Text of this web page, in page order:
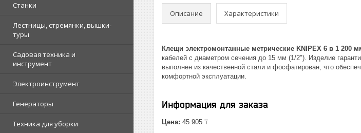
Станки
Лестницы, стремянки, вышки-
туры
Садовая техника и
инструмент
Электроинструмент
Генераторы
Техника для уборки
Описание Характеристики
Клещи электромонтажные метрические KNIPEX 6 в 1 200
кабелей с диаметром сечения до 15 мм (1/2"). Изделие
выполнен из качественной стали и фосфатирован, что
комфортной эксплуатации.
Информация для заказа
Цена: 45 905 ₸